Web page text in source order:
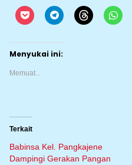
Menyukai ini:
Memuat...
Terkait
Babinsa Kel. Pangkajene
Dampingi Gerakan Pangan